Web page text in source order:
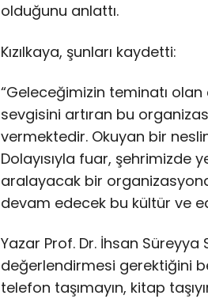
olduğunu anlattı.
Kızılkaya, şunları kaydetti:
“Geleceğimizin teminatı
sevgisini artıran bu
vermektedir. Okuyan bir
Dolayısıyla fuar, şehrimizde
aralayacak bir
devam edecek bu kültür ve
Yazar Prof. Dr. İhsan
değerlendirmesi gerektiğini
telefon taşımayın, kitap